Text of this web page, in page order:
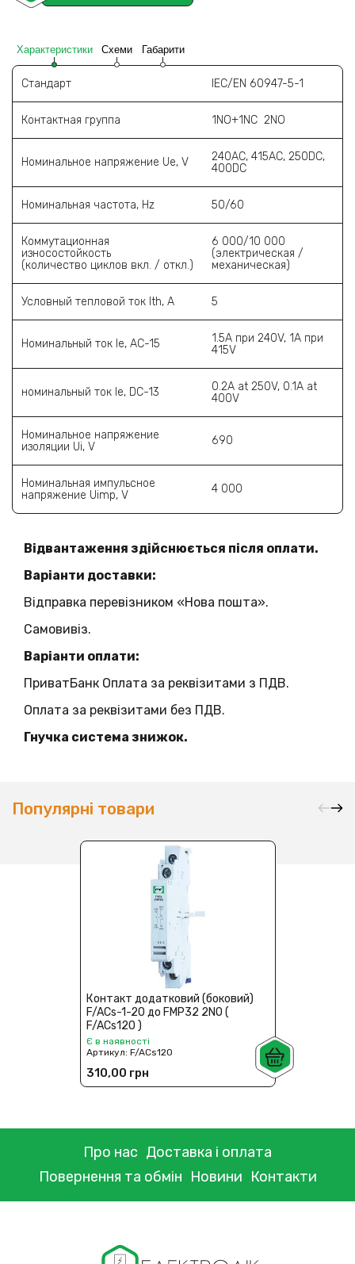
Характеристики Схеми Габарити
Стандарт IEC/EN 60947-5-1
Контактная группа 1NO+1NC 2NO
Номинальное напряжение Ue, V
240AC, 415AC, 250DC,
400DC
Номинальная частота, Hz 50/60
Коммутационная
износостойкость
(количество циклов вкл. / откл.)
6 000/10 000
(электрическая /
механическая)
Условный тепловой ток Ith, A 5
Номинальный ток Ie, AC-15
1.5A при 240V, 1A при
415V
номинальный ток Ie, DC-13
0.2A at 250V, 0.1A at
400V
Номинальное напряжение
изоляции Ui, V
690
Номинальная импульсное
напряжение Uimp, V
4 000
Відвантаження здійснюється після оплати.
Варіанти доставки:
Відправка перевізником «Нова пошта».
Самовивіз.
Варіанти оплати:
ПриватБанк Оплата за реквізитами з ПДВ.
Оплата за реквізитами без ПДВ.
Гнучка система знижок.
Популярні товари
Контакт додатковий (боковий)
F/ACs-1-20 до FMP32 2NO (
F/ACs120 )
Є в наявності
Артикул:F/ACs120
310,00 грн
Про нас Доставка і оплата
Повернення та обмін Новини Контакти